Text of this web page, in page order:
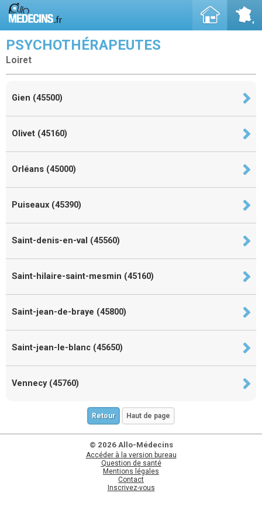
PSYCHOTHÉRAPEUTES
Loiret
Gien (45500)
Olivet (45160)
Orléans (45000)
Puiseaux (45390)
Saint-denis-en-val (45560)
Saint-hilaire-saint-mesmin (45160)
Saint-jean-de-braye (45800)
Saint-jean-le-blanc (45650)
Vennecy (45760)
Retour Haut de page
© 2026 Allo-Médecins
Accéder à la version bureau
Question de santé
Mentions légales
Contact
Inscrivez-vous